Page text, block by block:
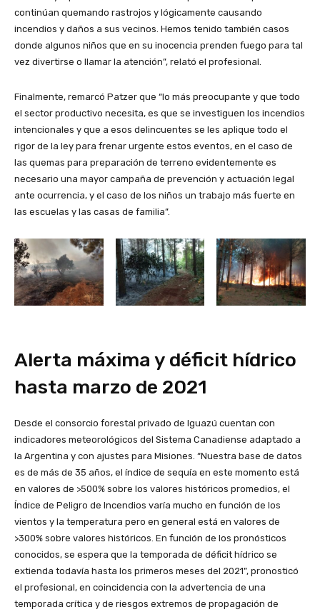
continúan quemando rastrojos y lógicamente causando
incendios y daños a sus vecinos. Hemos tenido también casos
donde algunos niños que en su inocencia prenden fuego para tal
vez divertirse o llamar la atención”, relató el profesional.
Finalmente, remarcó Patzer que “lo más preocupante y que todo
el sector productivo necesita, es que se investiguen los incendios
intencionales y que a esos delincuentes se les aplique todo el
rigor de la ley para frenar urgente estos eventos, en el caso de
las quemas para preparación de terreno evidentemente es
necesario una mayor campaña de prevención y actuación legal
ante ocurrencia, y el caso de los niños un trabajo más fuerte en
las escuelas y las casas de familia”.
Alerta máxima y déficit hídrico
hasta marzo de 2021
Desde el consorcio forestal privado de Iguazú cuentan con
indicadores meteorológicos del Sistema Canadiense adaptado a
la Argentina y con ajustes para Misiones. “Nuestra base de datos
es de más de 35 años, el índice de sequía en este momento está
en valores de >500% sobre los valores históricos promedios, el
Índice de Peligro de Incendios varía mucho en función de los
vientos y la temperatura pero en general está en valores de
>300% sobre valores históricos. En función de los pronósticos
conocidos, se espera que la temporada de déficit hídrico se
extienda todavía hasta los primeros meses del 2021”, pronosticó
el profesional, en coincidencia con la advertencia de una
temporada crítica y de riesgos extremos de propagación de